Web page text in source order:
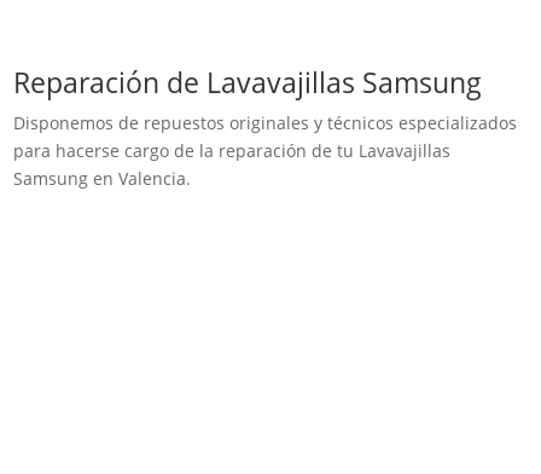
Reparación de Lavavajillas Samsung
Disponemos de repuestos originales y técnicos especializados
para hacerse cargo de la reparación de tu Lavavajillas
Samsung en Valencia.